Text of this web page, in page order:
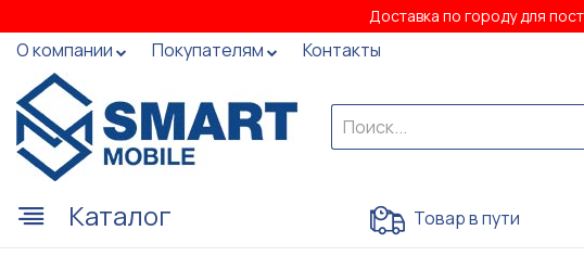
Доставка по городу для
О компании Покупателям Контакты
Каталог Товар в пути